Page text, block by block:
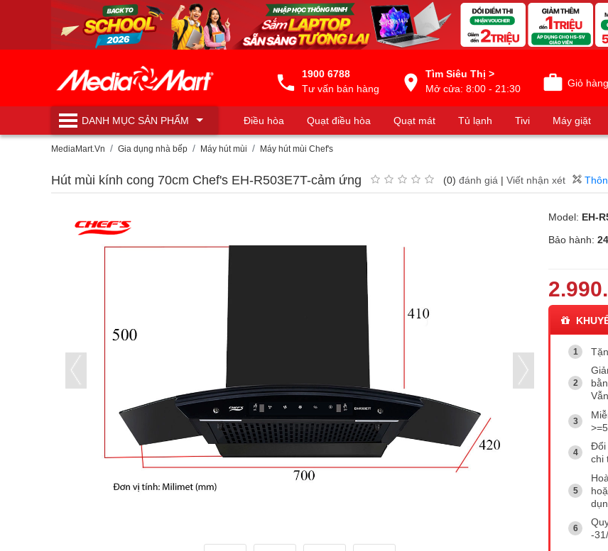
1900 6788
Tư vấn bán hàng
Tìm Siêu Thị >
Mở cửa: 8:00 - 21:30
Giỏ hàng
DANH MỤCSẢN PHẨM Điều hòa Quạt điều hòa Quạt mát Tủ lạnh Tivi Máy giặt
Máy lọc nước
MediaMart.Vn Gia dụng nhà bếp Máy hút mùi Máy hút mùi Chef's
Hút mùi kính cong 70cm Chef's EH-R503E7T-cảm ứng (0) đánh giá | Viết nhận xét
Model: EH-
Bảo hành:
Đổi
chi
-